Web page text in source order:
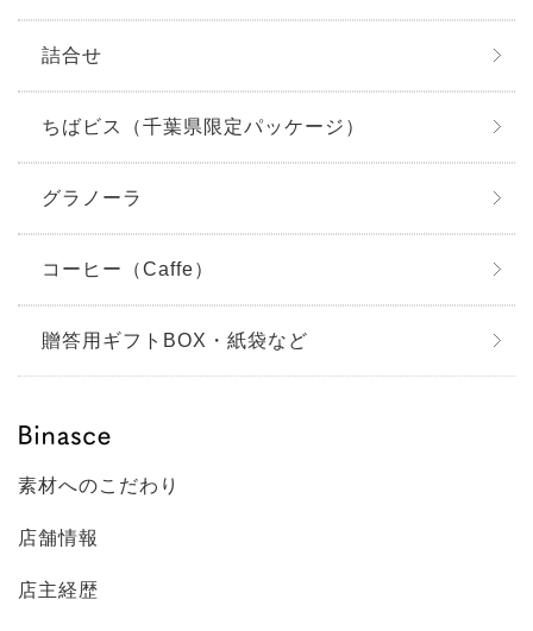
詰合せ
ちばビス（千葉県限定パッケージ）
グラノーラ
コーヒー（Caffe）
贈答用ギフトBOX・紙袋など
素材へのこだわり
店舗情報
店主経歴